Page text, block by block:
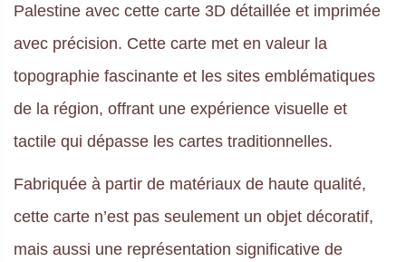
Palestine avec cette carte 3D détaillée et imprimée
avec précision. Cette carte met en valeur la
topographie fascinante et les sites emblématiques
de la région, offrant une expérience visuelle et
tactile qui dépasse les cartes traditionnelles.
Fabriquée à partir de matériaux de haute qualité,
cette carte n’est pas seulement un objet décoratif,
mais aussi une représentation significative de